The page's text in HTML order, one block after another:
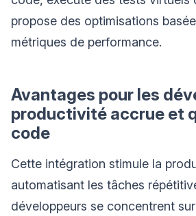
propose des optimisations
métriques de performance.
Avantages pour les
productivité accrue et
code
Cette intégration stimule la
automatisant les tâches
développeurs se concentrent